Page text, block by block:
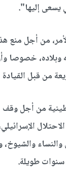
يسعى إليها".
من أجل منع
خصوصا
من قبل
من أجل وقف
سنوات طويلة.